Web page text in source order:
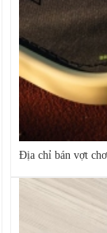
Địa chỉ bán vợt